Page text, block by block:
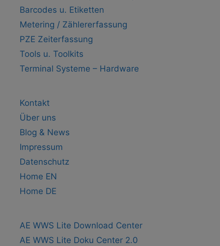
Barcodes u. Etiketten
Metering / Zählererfassung
PZE Zeiterfassung
Tools u. Toolkits
Terminal Systeme – Hardware
Kontakt
Über uns
Blog & News
Impressum
Datenschutz
Home EN
Home DE
AE WWS Lite Download Center
AE WWS Lite Doku Center 2.0